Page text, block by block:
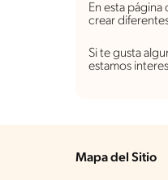
En esta
crear
Si te gusta
estamos
Mapa del Sitio